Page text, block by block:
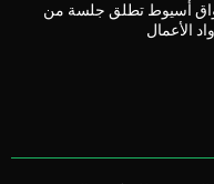
أسيوط تطلق جلسة من
الأعمال